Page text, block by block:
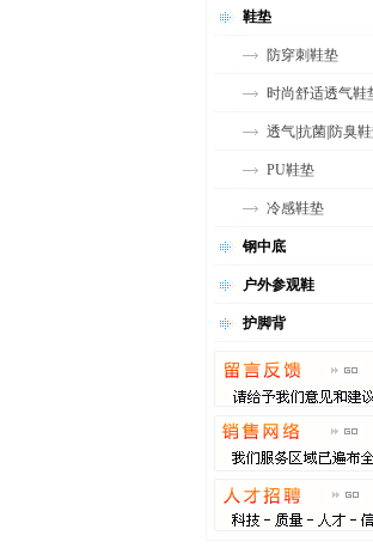
鞋垫
防穿刺鞋垫
时尚舒适透气鞋
透气|抗菌|防臭
PU鞋垫
冷感鞋垫
钢中底
户外参观鞋
护脚背